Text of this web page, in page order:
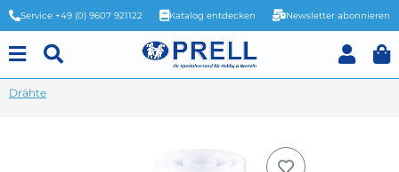
Service +49 (0) 9607 921122 Katalog entdecken Newsletter abonnieren
Drähte